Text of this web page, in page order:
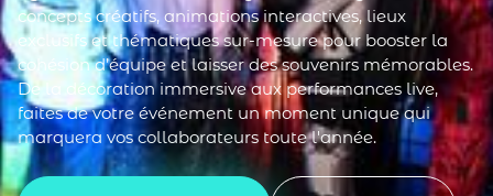
concepts créatifs, animations interactives, lieux
exclusifs et thématiques sur-mesure pour booster la
cohésion d’équipe et laisser des souvenirs mémorables.
De la décoration immersive aux performances live,
faites de votre événement un moment unique qui
marquera vos collaborateurs toute l'année.